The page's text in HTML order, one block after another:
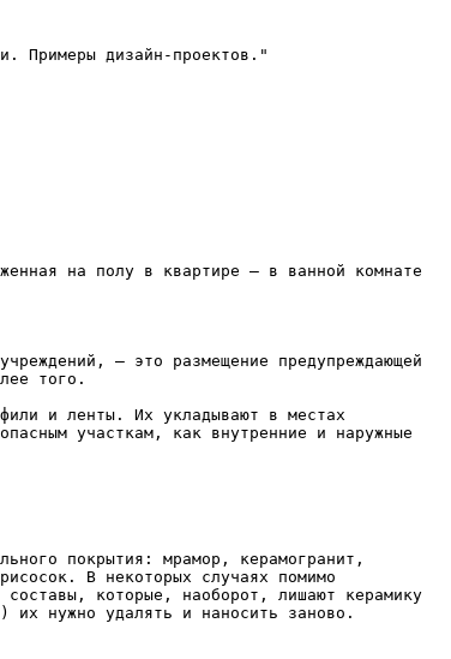
Примеры дизайн-проектов."
на полу в квартире – в ванной комнате
– это размещение предупреждающей
того.
и ленты. Их укладывают в местах
участкам, как внутренние и наружные
покрытия: мрамор, керамогранит,
В некоторых случаях помимо
которые, наоборот, лишают керамику
их нужно удалять и наносить заново.